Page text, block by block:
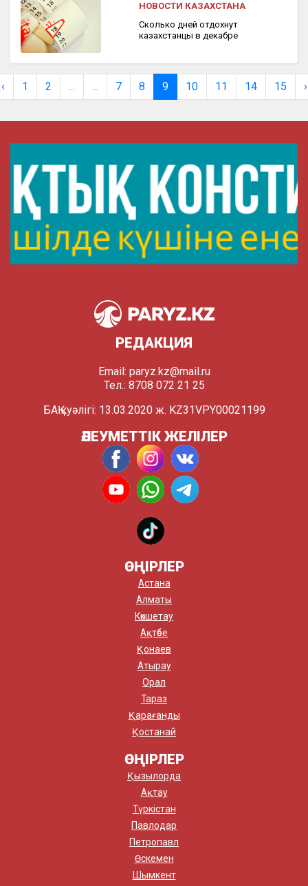
НОВОСТИ КАЗАХСТАНА
Сколько дней отдохнут
казахстанцы в декабре
‹ 1 2 ... ... 7 8 9 10 11 14 15 ›
РЕДАКЦИЯ
Email: paryz.kz@mail.ru
Тел.: 8708 072 21 25
БАҚ куәлігі: 13.03.2020 ж. KZ31VPY00021199
ӘЛЕУМЕТТІК ЖЕЛІЛЕР
ӨҢІРЛЕР
Астана
Алматы
Көкшетау
Ақтөбе
Қонаев
Атырау
Орал
Тараз
Қарағанды
Қостанай
ӨҢІРЛЕР
Қызылорда
Ақтау
Түркістан
Павлодар
Петропавл
Өскемен
Шымкент